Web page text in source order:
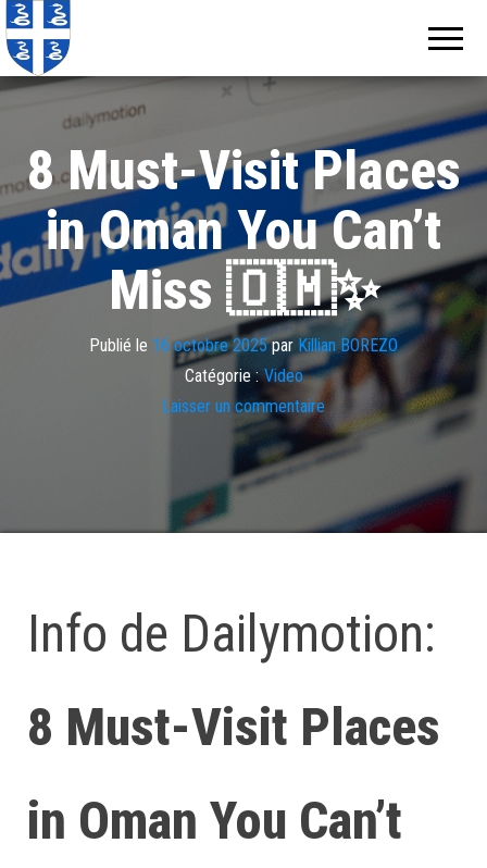
8 Must-Visit Places
in Oman You Can’t
Miss 🇴🇲✨
Publié le 16 octobre 2025par Killian BOREZO
Catégorie : Video
Laisser un commentaire
Info de Dailymotion:
8 Must-Visit Places
in Oman You Can’t